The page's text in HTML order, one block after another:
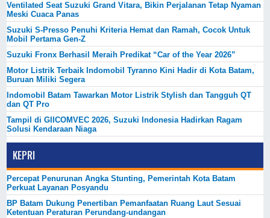
Ventilated Seat Suzuki Grand Vitara, Bikin Perjalanan Tetap Nyaman
Meski Cuaca Panas
Suzuki S-Presso Penuhi Kriteria Hemat dan Ramah, Cocok Untuk
Mobil Pertama Gen-Z
Suzuki Fronx Berhasil Meraih Predikat “Car of the Year 2026”
Motor Listrik Terbaik Indomobil Tyranno Kini Hadir di Kota Batam,
Buruan Miliki Segera
Indomobil Batam Tawarkan Motor Listrik Stylish dan Tangguh QT
dan QT Pro
Tampil di GIICOMVEC 2026, Suzuki Indonesia Hadirkan Ragam
Solusi Kendaraan Niaga
KEPRI
Percepat Penurunan Angka Stunting, Pemerintah Kota Batam
Perkuat Layanan Posyandu
BP Batam Dukung Penertiban Pemanfaatan Ruang Laut Sesuai
Ketentuan Peraturan Perundang-undangan